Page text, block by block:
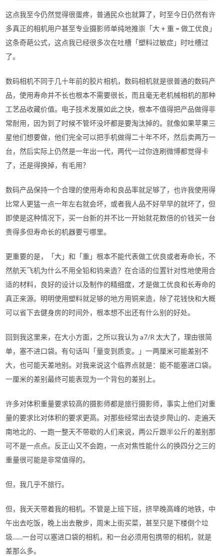
这点我至今仍然觉得很蛋疼，普通民众也就算了，时至今日仍然有许
多真正的相机用户甚至专业摄影师单纯地推崇「大 + 重 = 做工优良」
这条奇葩公式，这点我已经很多次在吐槽「塑料过敏症」时吐槽过
了。
数码相机不同于几十年前的胶片相机，数码相机就是很普通的数码产
品，使用寿命并不长也根本不需要很长，而且毫无老机械相机的那种
工艺品收藏价值。电子技术发展如此之快，根本不值得把产品做得非
常耐用，因为到了时候不管坏没坏都是要淘汰掉的。就像如果苹果三
星他们想要做，他们完全可以把手机做得二十年不坏，然后卖两万一
台，然后实际上仍然是一年出一代，两代一过你连刷微博都觉得卡
了，还是得换掉，有毛用？
数码产品保持一个合理的使用寿命和良品率就足够了，也许我使用得
比常人更猛一点一年左右就会坏，或者我人品不好早早的就坏了，但
即使是这种情况下，买一台新的并不比一开始就花数倍的价钱买一台
贵得多但寿命长的机器要亏哪里。
更重要的是，「大」和「重」根本不能代表做工优良或者寿命长，不
然航天飞机为什么不用全铅和钨来造？在合适的位置针对性地使用合
适的材料，良好的设计以及制作的精细度，才是做工优良和长寿命的
真正来源。明明使用塑料就足够的地方用铜来造，除了花钱快和大概
可以省下去健身房的时间外，根本想不出还有什么别的好处。
回到我这里来，在大小方面，之所以我认为 a7/R 太大了，理由很简
单，塞不进口袋。有句话叫「量变到质变。」一两厘米可能差别不
大，也可能天差地别。对我来说这个临界点就是：能不能塞进口袋。
一厘米的差别最终可能表现为一个背包的差别上。
许多对体积重量要求较高的摄影师都是旅行摄影师，事实上他们对重
量的要求比对体积的要求更高。对那些经常出去徒步爬山的、走遍天
南地北的、一跑一整天不带歇的人们来说，两公斤跟半公斤的差别那
可不是一点点。反正山又不会跑，一点对焦性能什么的换四分之三的
重量很可能是非常值得的。
但，我几乎不旅行。
但，我天天带着我的相机。不管是上班下班，挤早晚高峰的地铁，中
午出去吃饭，晚上出去散步，周末上街买菜，甚至只是下楼倒个垃
圾……一台可以塞进口袋的相机，和一台必须用包携带的相机，就是
差那么多。